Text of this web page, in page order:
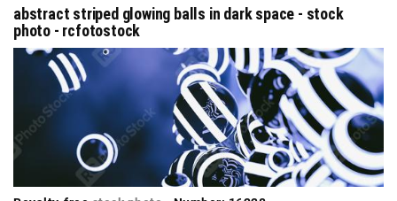
abstract striped glowing balls in dark space - stock
photo - rcfotostock